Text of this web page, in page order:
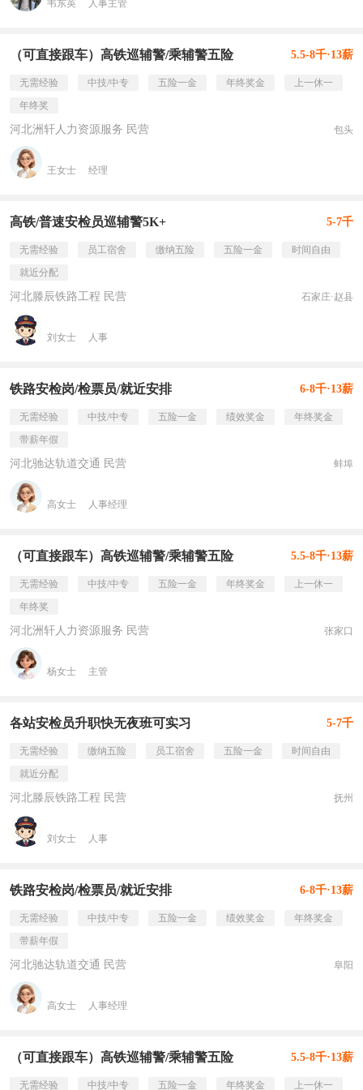
韦东英 人事主管
（可直接跟车）高铁巡辅警/乘辅警五险 5.5-8千·13薪
无需经验 中技/中专 五险一金 年终奖金
上一休一
年终奖
河北洲轩人力资源服务 民营 包头
王女士 经理
高铁/普速安检员巡辅警5K+ 5-7千
无需经验 员工宿舍 缴纳五险 五险一金
时间自由
就近分配
河北滕辰铁路工程 民营 石家庄·赵县
刘女士 人事
铁路安检岗/检票员/就近安排 6-8千·13薪
无需经验 中技/中专 五险一金 绩效奖金
年终奖金
带薪年假
河北驰达轨道交通 民营 蚌埠
高女士 人事经理
（可直接跟车）高铁巡辅警/乘辅警五险 5.5-8千·13薪
无需经验 中技/中专 五险一金 年终奖金
上一休一
年终奖
河北洲轩人力资源服务 民营 张家口
杨女士 主管
各站安检员升职快无夜班可实习 5-7千
无需经验 缴纳五险 员工宿舍 五险一金
时间自由
就近分配
河北滕辰铁路工程 民营 抚州
刘女士 人事
铁路安检岗/检票员/就近安排 6-8千·13薪
无需经验 中技/中专 五险一金 绩效奖金
年终奖金
带薪年假
河北驰达轨道交通 民营 阜阳
高女士 人事经理
（可直接跟车）高铁巡辅警/乘辅警五险 5.5-8千·13薪
无需经验 中技/中专 五险一金 年终奖金 上一休一